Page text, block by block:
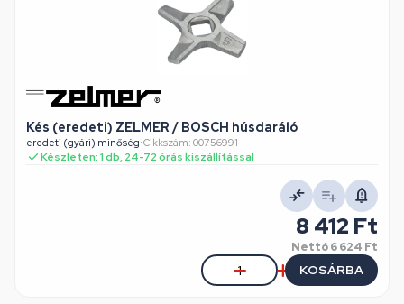
Kés (eredeti) ZELMER / BOSCH húsdaráló
eredeti (gyári) minőség•Cikkszám: 00756991
Készleten: 1 db, 24-72 órás kiszállítással
8 412 Ft
Nettó6 624 Ft
KOSÁRBA